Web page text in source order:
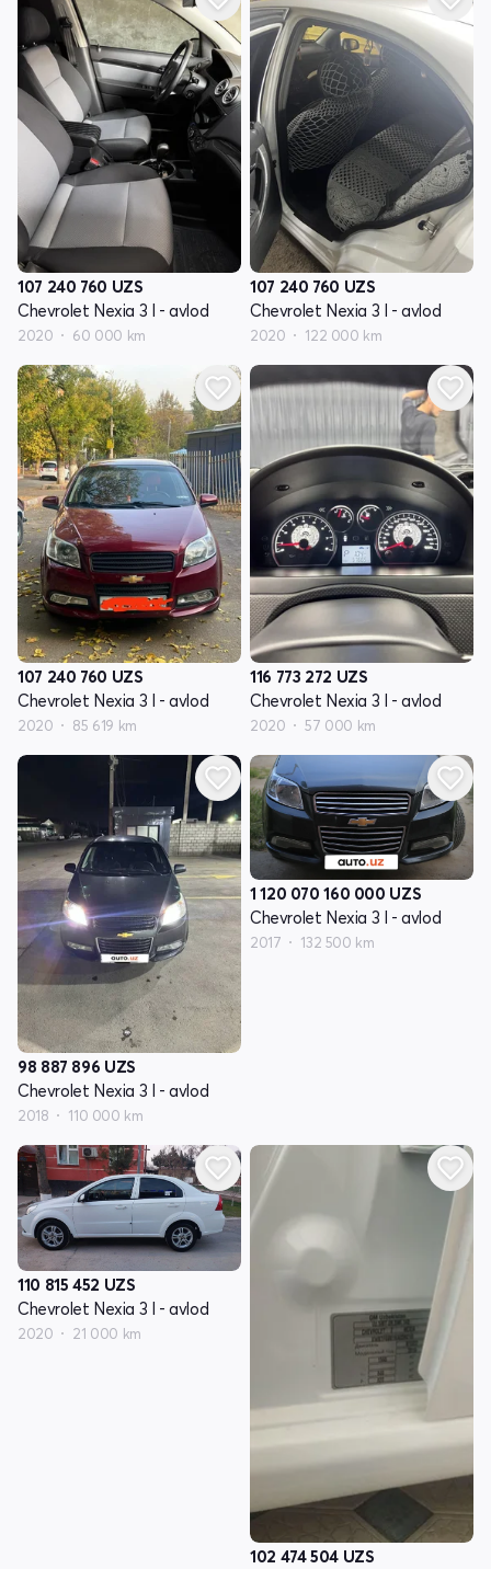
107 240 760 UZS
Chevrolet Nexia 3 I - avlod
2020 60 000 km
107 240 760 UZS
Chevrolet Nexia 3 I - avlod
2020 122 000 km
107 240 760 UZS
Chevrolet Nexia 3 I - avlod
2020 85 619 km
116 773 272 UZS
Chevrolet Nexia 3 I - avlod
2020 57 000 km
98 887 896 UZS
Chevrolet Nexia 3 I - avlod
2018 110 000 km
1 120 070 160 000 UZS
Chevrolet Nexia 3 I - avlod
2017 132 500 km
110 815 452 UZS
Chevrolet Nexia 3 I - avlod
2020 21 000 km
102 474 504 UZS